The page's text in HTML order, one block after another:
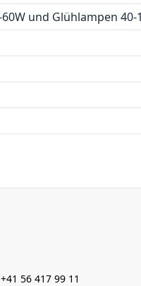
und Glühlampen 40-
+41 56 417 99 11